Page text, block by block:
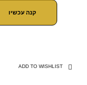
קנה עכשיו
ADD TO WISHLIST